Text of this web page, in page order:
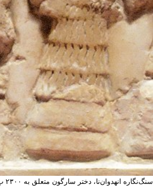
سنگ‌نگاره انهدوان‌نا، دختر سارگون متعلق به ۲۳۰۰ ‌پ.م